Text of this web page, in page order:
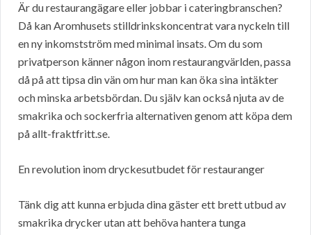
Är du restaurangägare eller jobbar i cateringbranschen?
Då kan Aromhusets stilldrinkskoncentrat vara nyckeln till
en ny inkomstström med minimal insats. Om du som
privatperson känner någon inom restaurangvärlden, passa
då på att tipsa din vän om hur man kan öka sina intäkter
och minska arbetsbördan. Du själv kan också njuta av de
smakrika och sockerfria alternativen genom att köpa dem
på allt-fraktfritt.se.
En revolution inom dryckesutbudet för restauranger
Tänk dig att kunna erbjuda dina gäster ett brett utbud av
smakrika drycker utan att behöva hantera tunga